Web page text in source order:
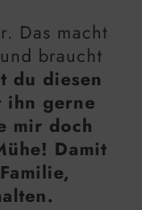
Das macht
braucht
du diesen
gerne
mir doch
Damit